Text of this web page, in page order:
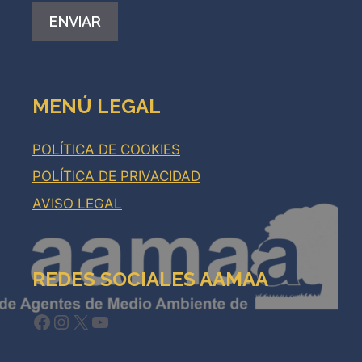
MENÚ LEGAL
POLÍTICA DE COOKIES
POLÍTICA DE PRIVACIDAD
AVISO LEGAL
REDES SOCIALES AAMAA
Facebook
Instagram
X YouTube